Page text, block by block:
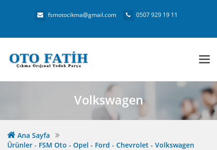
fsmotocikma@gmail.com 0507 929 19 11
Volkswagen
Ana Sayfa
Ürünler - FSM Oto - Opel - Ford - Chevrolet - Volkswagen